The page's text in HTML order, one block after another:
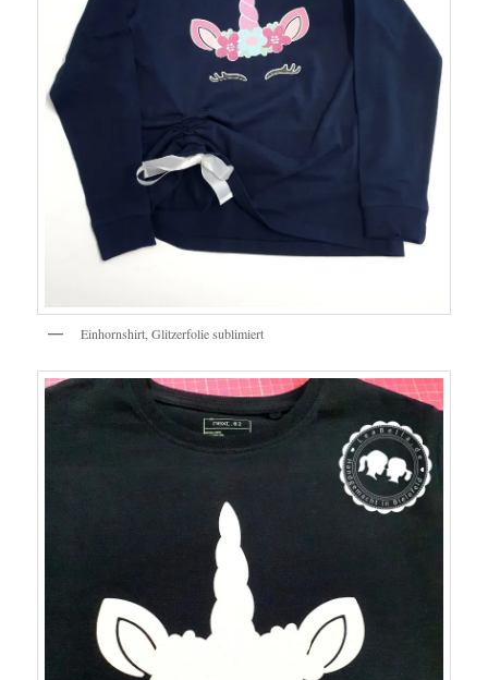
Einhornshirt, Glitzerfolie sublimiert